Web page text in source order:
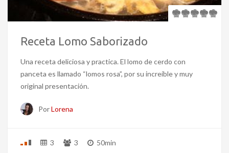
Receta Lomo Saborizado
Una receta deliciosa y practica. El lomo de cerdo con
panceta es llamado “lomos rosa”, por su increíble y muy
original presentación.
PorLorena
3 3 50min